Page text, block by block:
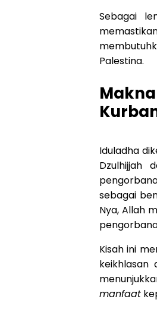
Sebagai
Palestina.
Iduladha
Dzulhijjah
sebagai
Nya, Allah
Kisah ini
keikhlasan
manfaat